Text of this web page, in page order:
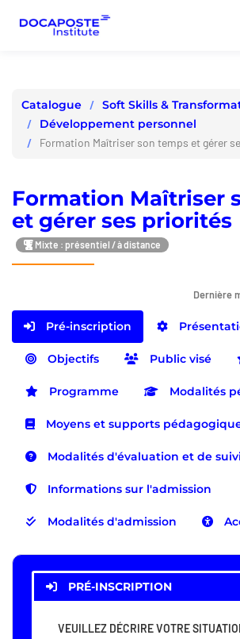
Catalogue
Soft Skills &
Développement personnel
Formation Maîtriser son temps et gérer
Formation Maîtriser
et gérer ses priorités
Mixte : présentiel / à distance
Dernière
Pré-inscription
Objectifs Public visé
Programme Modalités
Moyens et supports
Modalités d'évaluation et de suivi
Informations sur l'admission
Modalités d'admission
PRÉ-INSCRIPTION
VEUILLEZ DÉCRIRE VOTRE